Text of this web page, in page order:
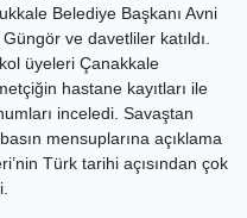
Belediye Başkanı Avni
ve davetliler katıldı.
üyeleri Çanakkale
hastane kayıtları ile
inceledi. Savaştan
mensuplarına açıklama
Türk tarihi açısından çok